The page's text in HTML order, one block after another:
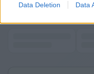
Data Deletion Data
ECSUP